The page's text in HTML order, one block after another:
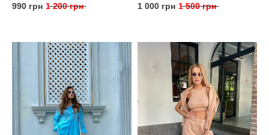
990 грн 1 200 грн
1 000 грн 1 500 грн